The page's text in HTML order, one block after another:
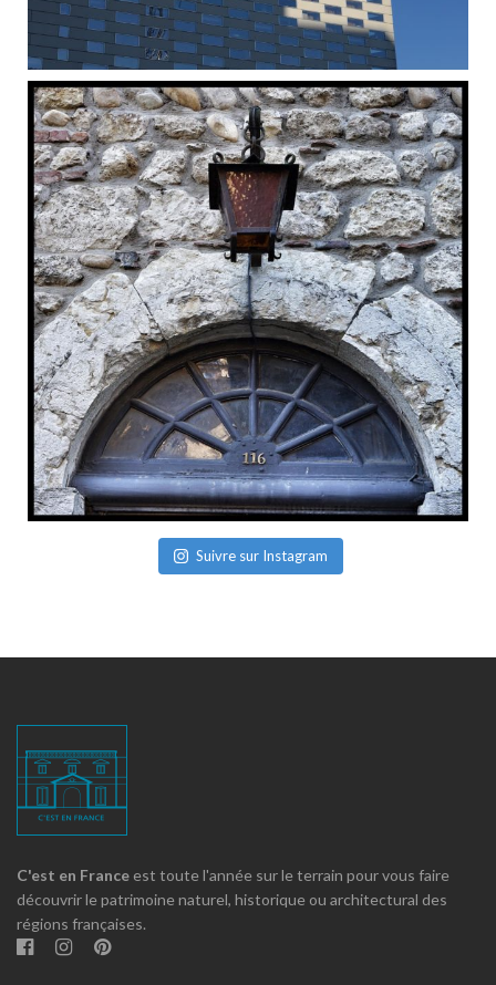
Suivre sur Instagram
C'est en France est toute l'année sur le terrain pour vous faire
découvrir le patrimoine naturel, historique ou architectural des
régions françaises.